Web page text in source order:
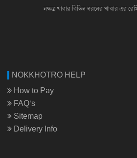
নক্ষত্র খাবার বিভিন্ন ধরনের খাবার এর
NOKKHOTRO HELP
How to Pay
FAQ's
Sitemap
Delivery Info